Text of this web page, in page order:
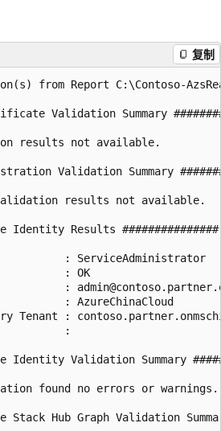
复制
from Report C:\Contoso-
Validation Summary
results not available.
Validation Summary
results not available.
Identity Results ###############
: ServiceAdministrator
: OK
:
: AzureChinaCloud
Tenant :
:
Identity Validation Summary
found no errors or warnings.
Stack Hub Graph Validation